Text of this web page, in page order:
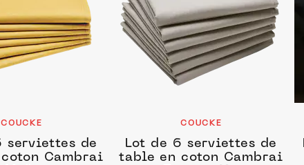
COUCKE
serviettes de
Cambrai
COUCKE
Lot de 6 serviettes de
table en coton Cambrai